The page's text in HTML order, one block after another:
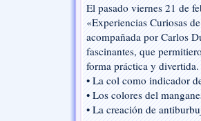
El pasado viernes 21 de
«Experiencias Curiosas
acompañada por Carlos
fascinantes, que
forma práctica y
• La col como indicador
• Los colores del
• La creación de